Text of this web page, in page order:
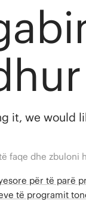
it, we would
faqe dhe zbuloni
për të parë
të programit